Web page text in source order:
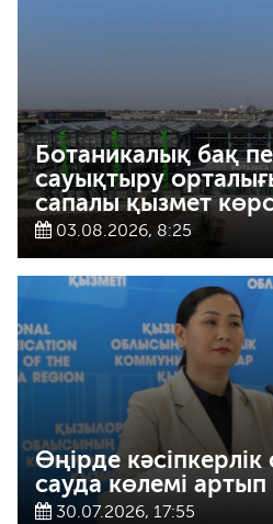
Ботаникалық бақ
сауықтыру
сапалы қызмет
03.08.2026, 8:25
Өңірде
сауда көлемі артып
30.07.2026, 17:55